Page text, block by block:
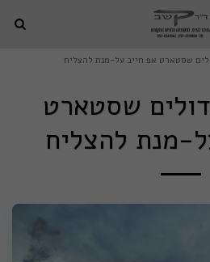
שסטארט
מנת להצליח